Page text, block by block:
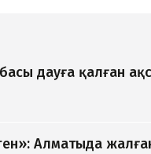
дауға қалған
Алматыда